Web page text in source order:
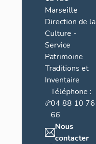
Marseille
Direction de la
Culture -
Service
Patrimoine
Traditions et
Inventaire
Téléphone :
04 88 10 76
66
Nous
contacter